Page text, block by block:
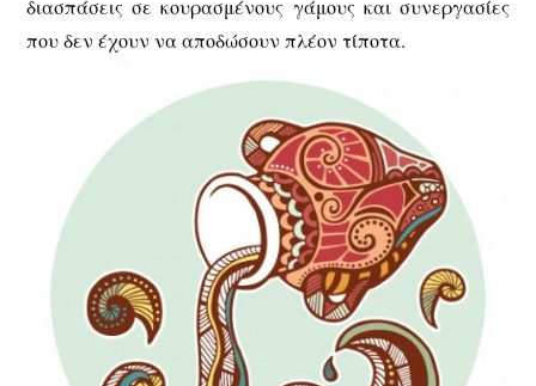
διασπάσεις σε κουρασμένους γάμους και συνεργασίες
που δεν έχουν να αποδώσουν πλέον τίποτα.